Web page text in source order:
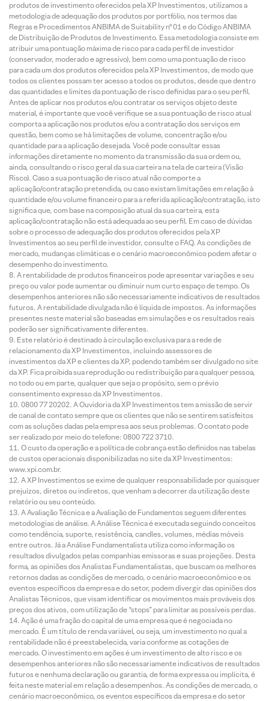
produtos de investimento oferecidos pela XP Investimentos, utilizamos a
metodologia de adequação dos produtos por portfólio, nos termos das
Regras e Procedimentos ANBIMA de Suitability nº 01 e do Código ANBIMA
de Distribuição de Produtos de Investimento. Essa metodologia consiste em
atribuir uma pontuação máxima de risco para cada perfil de investidor
(conservador, moderado e agressivo), bem como uma pontuação de risco
para cada um dos produtos oferecidos pela XP Investimentos, de modo que
todos os clientes possam ter acesso a todos os produtos, desde que dentro
das quantidades e limites da pontuação de risco definidas para o seu perfil.
Antes de aplicar nos produtos e/ou contratar os serviços objeto deste
material, é importante que você verifique se a sua pontuação de risco atual
comporta a aplicação nos produtos e/ou a contratação dos serviços em
questão, bem como se há limitações de volume, concentração e/ou
quantidade para a aplicação desejada. Você pode consultar essas
informações diretamente no momento da transmissão da sua ordem ou,
ainda, consultando o risco geral da sua carteira na tela de carteira (Visão
Risco). Caso a sua pontuação de risco atual não comporte a
aplicação/contratação pretendida, ou caso existam limitações em relação à
quantidade e/ou volume financeiro para a referida aplicação/contratação, isto
significa que, com base na composição atual da sua carteira, esta
aplicação/contratação não está adequada ao seu perfil. Em caso de dúvidas
sobre o processo de adequação dos produtos oferecidos pela XP
Investimentos ao seu perfil de investidor, consulte o FAQ. As condições de
mercado, mudanças climáticas e o cenário macroeconômico podem afetar o
desempenho do investimento.
A rentabilidade de produtos financeiros pode apresentar variações e seu
preço ou valor pode aumentar ou diminuir num curto espaço de tempo. Os
desempenhos anteriores não são necessariamente indicativos de resultados
futuros. A rentabilidade divulgada não é líquida de impostos. As informações
presentes neste material são baseadas em simulações e os resultados reais
poderão ser significativamente diferentes.
Este relatório é destinado à circulação exclusiva para a rede de
relacionamento da XP Investimentos, incluindo assessores de
investimentos da XP e clientes da XP, podendo também ser divulgado no site
da XP. Fica proibida sua reprodução ou redistribuição para qualquer pessoa,
no todo ou em parte, qualquer que seja o propósito, sem o prévio
consentimento expresso da XP Investimentos.
0800 77 20202. A Ouvidoria da XP Investimentos tem a missão de servir
de canal de contato sempre que os clientes que não se sentirem satisfeitos
com as soluções dadas pela empresa aos seus problemas. O contato pode
ser realizado por meio do telefone: 0800 722 3710.
O custo da operação e a política de cobrança estão definidos nas tabelas
de custos operacionais disponibilizadas no site da XP Investimentos:
www.xpi.com.br.
A XP Investimentos se exime de qualquer responsabilidade por quaisquer
prejuízos, diretos ou indiretos, que venham a decorrer da utilização deste
relatório ou seu conteúdo.
A Avaliação Técnica e a Avaliação de Fundamentos seguem diferentes
metodologias de análise. A Análise Técnica é executada seguindo conceitos
como tendência, suporte, resistência, candles, volumes, médias móveis
entre outros. Já a Análise Fundamentalista utiliza como informação os
resultados divulgados pelas companhias emissoras e suas projeções. Desta
forma, as opiniões dos Analistas Fundamentalistas, que buscam os melhores
retornos dadas as condições de mercado, o cenário macroeconômico e os
eventos específicos da empresa e do setor, podem divergir das opiniões dos
Analistas Técnicos, que visam identificar os movimentos mais prováveis dos
preços dos ativos, com utilização de “stops” para limitar as possíveis perdas.
Ação é uma fração do capital de uma empresa que é negociada no
mercado. É um título de renda variável, ou seja, um investimento no qual a
rentabilidade não é preestabelecida, varia conforme as cotações de
mercado. O investimento em ações é um investimento de alto risco e os
desempenhos anteriores não são necessariamente indicativos de resultados
futuros e nenhuma declaração ou garantia, de forma expressa ou implícita, é
feita neste material em relação a desempenhos. As condições de mercado, o
cenário macroeconômico, os eventos específicos da empresa e do setor